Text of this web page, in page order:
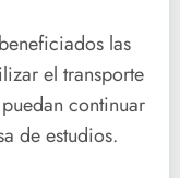
las
el transporte
continuar
de estudios.